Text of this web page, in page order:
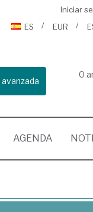
Iniciar
ES
EUR
0
AGENDA